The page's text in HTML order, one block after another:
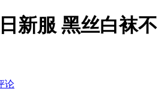
新服 黑丝白袜不
论